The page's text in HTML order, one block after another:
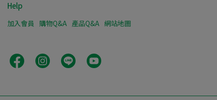
Help
加入會員 購物Q&A 產品Q&A 網站地圖